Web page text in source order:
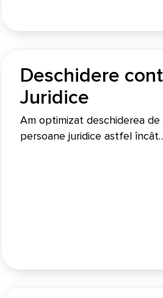
Deschidere
Juridice
Am optimizat deschiderea
persoane juridice astfel